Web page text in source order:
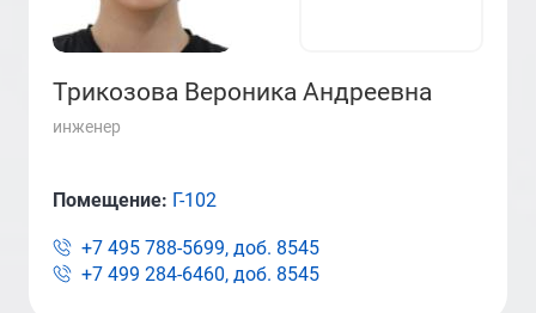
Трикозова Вероника Андреевна
инженер
Помещение: Г-102
+7 495 788-5699, доб. 8545
+7 499 284-6460, доб. 8545